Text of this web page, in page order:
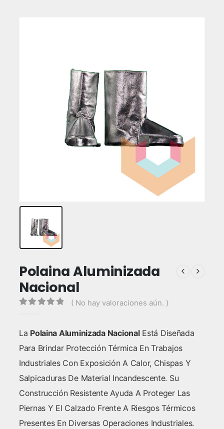
Polaina Aluminizada
Nacional
( No hay valoraciones aún. )
La Polaina Aluminizada NacionalEstá Diseñada
Para Brindar Protección Térmica En Trabajos
Industriales Con Exposición A Calor, Chispas Y
Salpicaduras De Material Incandescente. Su
Construcción Resistente Ayuda A Proteger Las
Piernas Y El Calzado Frente A Riesgos Térmicos
Presentes En Diversas Operaciones Industriales.